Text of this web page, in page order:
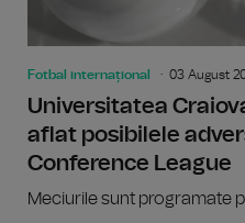
Fotbal internațional 03 August
Universitatea
aflat posibilele
Conference League
Meciurile sunt programate